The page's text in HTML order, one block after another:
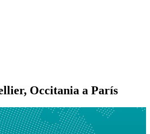
Occitania a París